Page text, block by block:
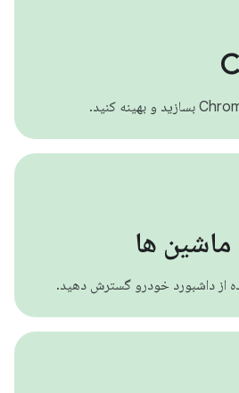
ماشین ها
از داشبورد خودرو گسترش دهید.